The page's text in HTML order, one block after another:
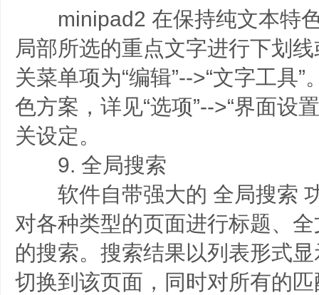
minipad2 在保持纯文本特色
局部所选的重点文字进行下划
关菜单项为“编辑”-->“文字工具
色方案，详见“选项”-->“界面设
关设定。
9. 全局搜索
软件自带强大的 全局搜索
对各种类型的页面进行标题、
的搜索。搜索结果以列表形式
切换到该页面，同时对所有的